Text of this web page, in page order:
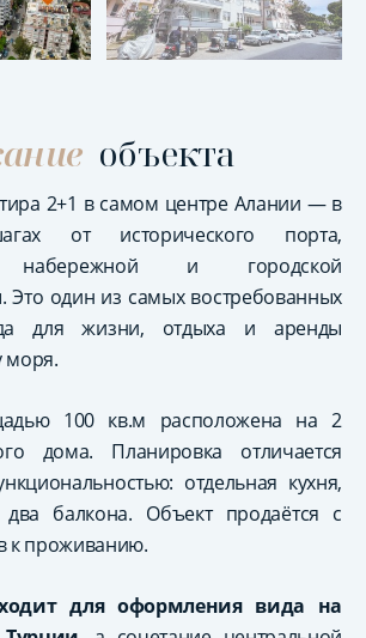
объекта
2+1 в самом центре Алании — в
от исторического порта,
набережной и городской
Это один из самых востребованных
для жизни, отдыха и аренды
моря.
100 кв.м расположена на 2
дома. Планировка отличается
отдельная кухня,
балкона. Объект продаётся с
к проживанию.
для оформления вида на